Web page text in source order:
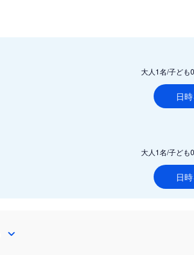
大人1名/子ども
日
大人1名/子ども
日